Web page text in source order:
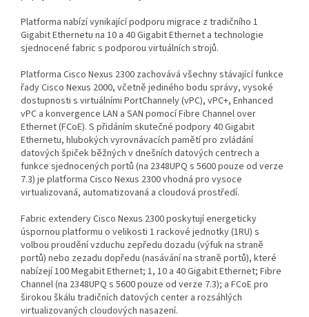
Platforma nabízí vynikající podporu migrace z tradičního 1
Gigabit Ethernetu na 10 a 40 Gigabit Ethernet a technologie
sjednocené fabric s podporou virtuálních strojů.
Platforma Cisco Nexus 2300 zachovává všechny stávající funkce
řady Cisco Nexus 2000, včetně jediného bodu správy, vysoké
dostupnosti s virtuálními PortChannely (vPC), vPC+, Enhanced
vPC a konvergence LAN a SAN pomocí Fibre Channel over
Ethernet (FCoE). S přidáním skutečné podpory 40 Gigabit
Ethernetu, hlubokých vyrovnávacích pamětí pro zvládání
datových špiček běžných v dnešních datových centrech a
funkce sjednocených portů (na 2348UPQ s 5600 pouze od verze
7.3) je platforma Cisco Nexus 2300 vhodná pro vysoce
virtualizovaná, automatizovaná a cloudová prostředí.
Fabric extendery Cisco Nexus 2300 poskytují energeticky
úspornou platformu o velikosti 1 rackové jednotky (1RU) s
volbou proudění vzduchu zepředu dozadu (výfuk na straně
portů) nebo zezadu dopředu (nasávání na straně portů), které
nabízejí 100 Megabit Ethernet; 1, 10 a 40 Gigabit Ethernet; Fibre
Channel (na 2348UPQ s 5600 pouze od verze 7.3); a FCoE pro
širokou škálu tradičních datových center a rozsáhlých
virtualizovaných cloudových nasazení.